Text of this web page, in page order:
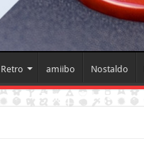
Retro amiibo Nostaldo